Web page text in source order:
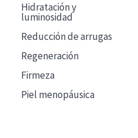
Hidratación y
luminosidad
Reducción de arrugas
Regeneración
Firmeza
Piel menopáusica